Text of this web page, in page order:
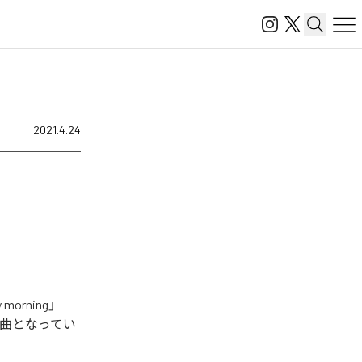
2021.4.24
」
曲となってい